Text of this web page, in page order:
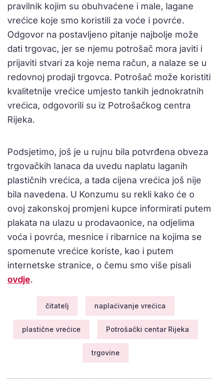
pravilnik kojim su obuhvaćene i male, lagane
vrećice koje smo koristili za voće i povrće.
Odgovor na postavljeno pitanje najbolje može
dati trgovac, jer se njemu potrošač mora javiti i
prijaviti stvari za koje nema račun, a nalaze se u
redovnoj prodaji trgovca. Potrošač može koristiti
kvalitetnije vrećice umjesto tankih jednokratnih
vrećica, odgovorili su iz Potrošačkog centra
Rijeka.
Podsjetimo, još je u rujnu bila potvrđena obveza
trgovačkih lanaca da uvedu naplatu laganih
plastičnih vrećica, a tada cijena vrećica još nije
bila navedena. U Konzumu su rekli kako će o
ovoj zakonskoj promjeni kupce informirati putem
plakata na ulazu u prodavaonice, na odjelima
voća i povrća, mesnice i ribarnice na kojima se
spomenute vrećice koriste, kao i putem
internetske stranice, o čemu smo više pisali
ovdje.
čitatelj naplaćivanje vrećica
plastične vrećice Potrošački centar Rijeka
trgovine